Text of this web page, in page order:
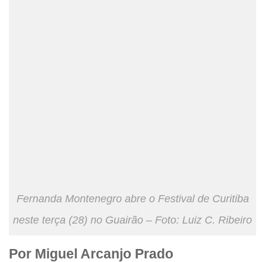
Fernanda Montenegro abre o Festival de Curitiba
neste terça (28) no Guairão – Foto: Luiz C. Ribeiro
Por Miguel Arcanjo Prado